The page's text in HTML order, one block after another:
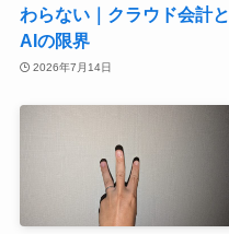
わらない｜クラウド会計と
AIの限界
2026年7月14日